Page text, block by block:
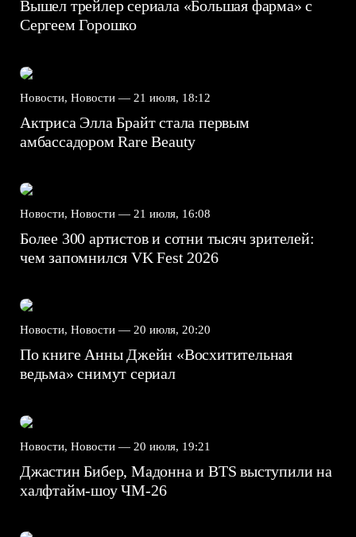
Вышел трейлер сериала «Большая фарма» с
Сергеем Горошко
Новости, Новости — 21 июля, 18:12
Актриса Элла Брайт стала первым
амбассадором Rare Beauty
Новости, Новости — 21 июля, 16:08
Более 300 артистов и сотни тысяч зрителей:
чем запомнился VK Fest 2026
Новости, Новости — 20 июля, 20:20
По книге Анны Джейн «Восхитительная
ведьма» снимут сериал
Новости, Новости — 20 июля, 19:21
Джастин Бибер, Мадонна и BTS выступили на
халфтайм-шоу ЧМ-26